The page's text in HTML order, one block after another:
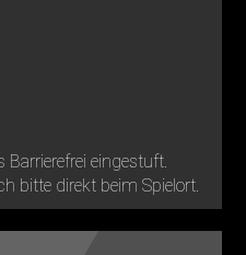
Barrierefrei eingestuft.
bitte direkt beim Spielort.